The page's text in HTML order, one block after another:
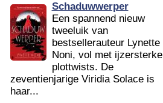
Schaduwwerper
Een spannend nieuw
tweeluik van
bestsellerauteur Lynette
Noni, vol met ijzersterke
plottwists. De
zeventienjarige Viridia Solace is
haar...